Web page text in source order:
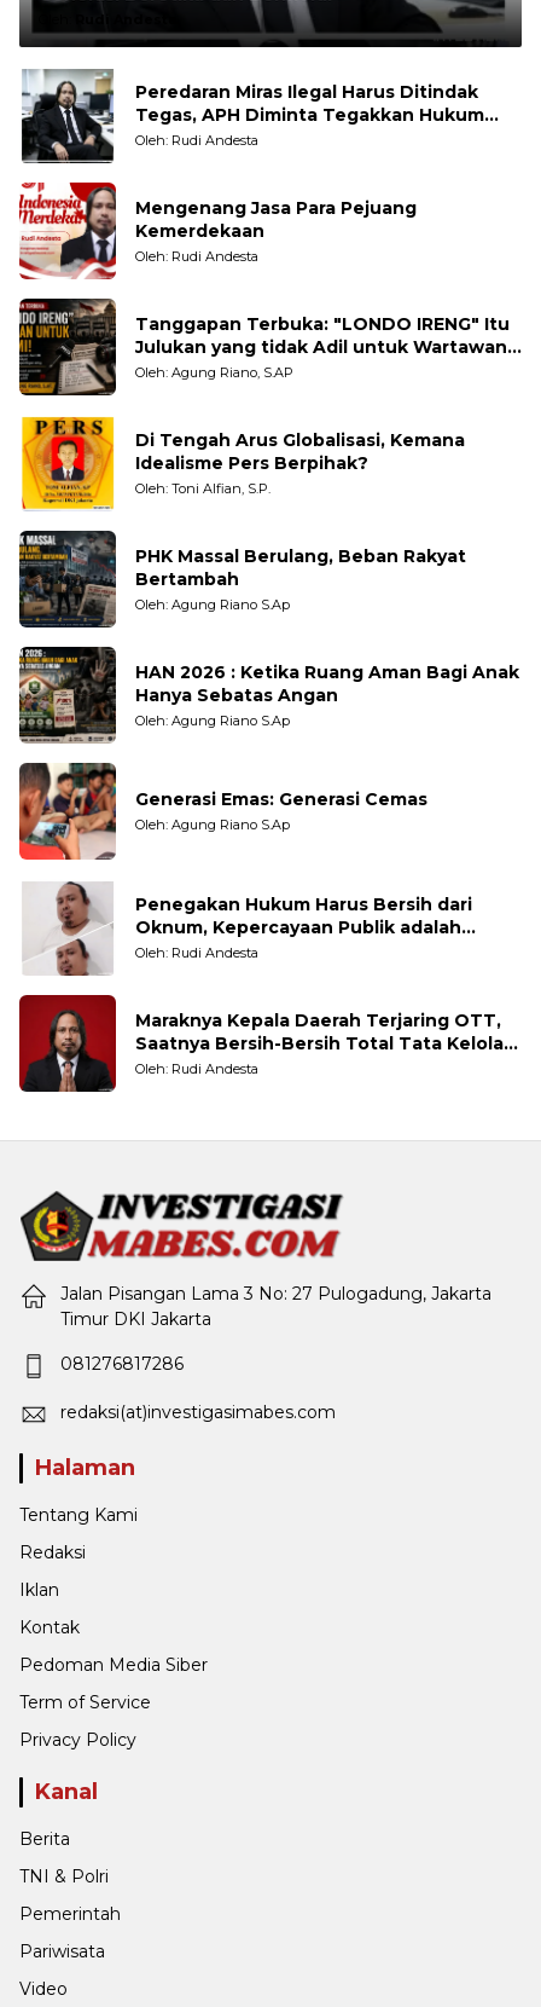
Rudi Andesta
Peredaran Miras Ilegal Harus Ditindak
Tegas, APH Diminta Tegakkan Hukum
Tanpa Pandang Bulu
Oleh: Rudi Andesta
Mengenang Jasa Para Pejuang
Kemerdekaan
Oleh: Rudi Andesta
Tanggapan Terbuka: "LONDO IRENG" Itu
Julukan yang tidak Adil untuk Wartawan,
Pengamat dan LSM
Oleh: Agung Riano, S.AP
Di Tengah Arus Globalisasi, Kemana
Idealisme Pers Berpihak?
Oleh: Toni Alfian, S.P.
PHK Massal Berulang, Beban Rakyat
Bertambah
Oleh: Agung Riano S.Ap
HAN 2026 : Ketika Ruang Aman Bagi Anak
Hanya Sebatas Angan
Oleh: Agung Riano S.Ap
Generasi Emas: Generasi Cemas
Oleh: Agung Riano S.Ap
Penegakan Hukum Harus Bersih dari
Oknum, Kepercayaan Publik adalah
Taruhannya
Oleh: Rudi Andesta
Maraknya Kepala Daerah Terjaring OTT,
Saatnya Bersih-Bersih Total Tata Kelola
Pemerintahan
Oleh: Rudi Andesta
Jalan Pisangan Lama 3 No: 27 Pulogadung, Jakarta
Timur DKI Jakarta
081276817286
redaksi(at)investigasimabes.com
Halaman
Tentang Kami
Redaksi
Iklan
Kontak
Pedoman Media Siber
Term of Service
Privacy Policy
Kanal
Berita
TNI & Polri
Pemerintah
Pariwisata
Video